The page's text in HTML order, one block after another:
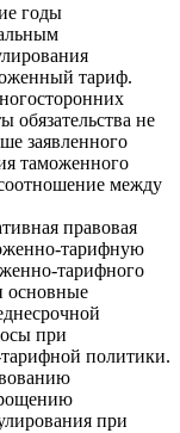
годы
тариф.
обязательства не
заявленного
таможенного
между
правовая
тарифную
тарифного
основные
при
политики.
при